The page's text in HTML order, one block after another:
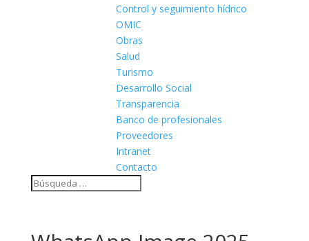
Control y seguimiento hídrico
OMIC
Obras
Salud
Turismo
Desarrollo Social
Transparencia
Banco de profesionales
Proveedores
Intranet
Contacto